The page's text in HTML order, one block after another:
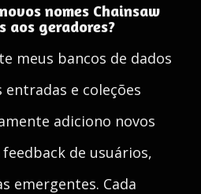
nomes Chainsaw
aos geradores?
meus bancos de dados
entradas e coleções
adiciono novos
de usuários,
emergentes. Cada